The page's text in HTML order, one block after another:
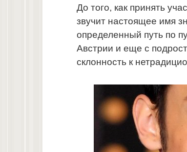
До того, как принять
звучит настоящее имя
определенный путь по
Австрии и еще с
склонность к